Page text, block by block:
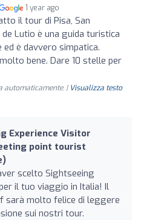
1 year ago
il tour di Pisa, San
Lutio è una guida turistica
è davvero simpatica.
bene. Dare 10 stelle per
automaticamente. | Visualizza testo
Experience Visitor
point tourist
scelto Sightseeing
il tuo viaggio in Italia! Il
sarà molto felice di leggere
sui nostri tour.